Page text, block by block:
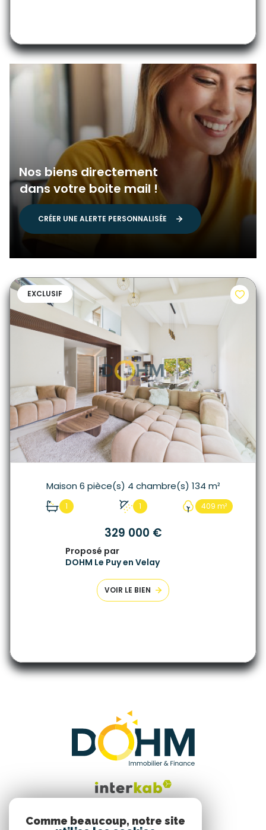
Nos biens directement
dans votre boite mail !
CRÉER UNE ALERTE PERSONNALISÉE
EXCLUSIF
Maison 6 pièce(s) 4 chambre(s) 134 m²
1 1 409 m²
329 000 €
Proposé par
DOHM Le Puy en Velay
VOIR LE BIEN
Comme beaucoup, notre site